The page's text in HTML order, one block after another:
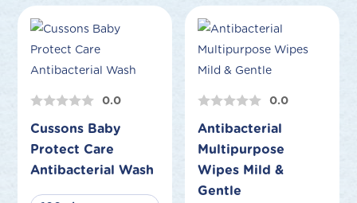
0.0
Cussons Baby
Protect Care
Antibacterial Wash
0.0
Antibacterial
Multipurpose
Wipes Mild &
Gentle